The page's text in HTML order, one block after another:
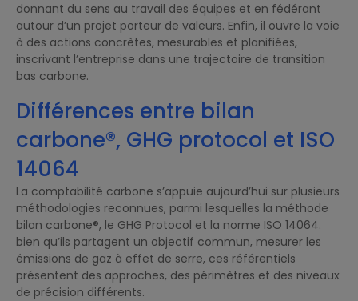
donnant du sens au travail des équipes et en fédérant
autour d’un projet porteur de valeurs. Enfin, il ouvre la voie
à des actions concrètes, mesurables et planifiées,
inscrivant l’entreprise dans une trajectoire de transition
bas carbone.
Différences entre bilan
carbone®, GHG protocol et ISO
14064
La comptabilité carbone s’appuie aujourd’hui sur plusieurs
méthodologies reconnues, parmi lesquelles la méthode
bilan carbone®, le GHG Protocol et la norme ISO 14064.
bien qu’ils partagent un objectif commun, mesurer les
émissions de gaz à effet de serre, ces référentiels
présentent des approches, des périmètres et des niveaux
de précision différents.